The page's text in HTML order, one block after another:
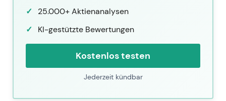
25.000+ Aktienanalysen
KI-gestützte Bewertungen
Kostenlos testen
Jederzeit kündbar